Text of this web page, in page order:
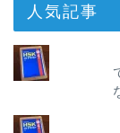
人気記事